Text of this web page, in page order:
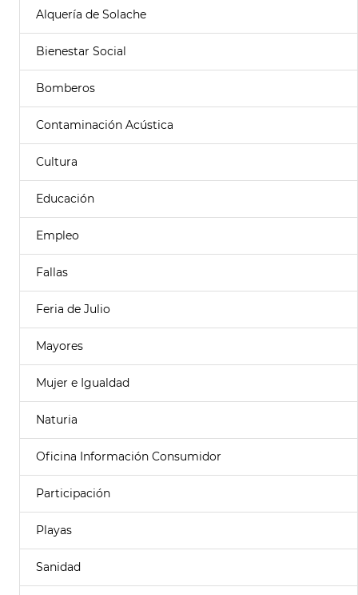
Alquería de Solache
Bienestar Social
Bomberos
Contaminación Acústica
Cultura
Educación
Empleo
Fallas
Feria de Julio
Mayores
Mujer e Igualdad
Naturia
Oficina Información Consumidor
Participación
Playas
Sanidad